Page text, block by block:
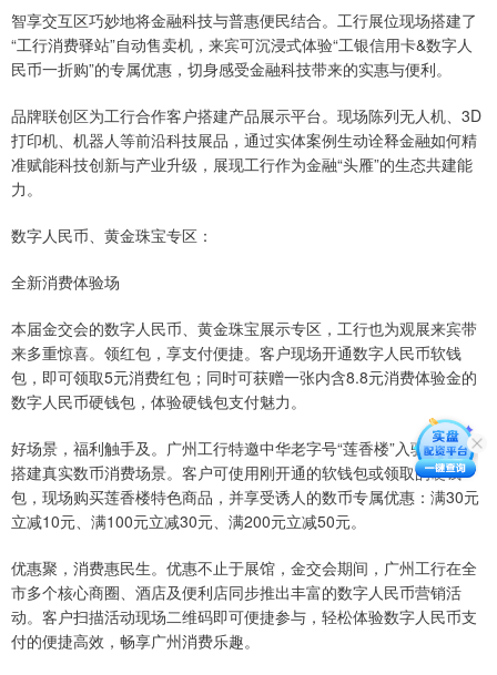
智享交互区巧妙地将金融科技与普惠便民结合。工行展位现场搭建了
“工行消费驿站”自动售卖机，来宾可沉浸式体验“工银信用卡&数字人
民币一折购”的专属优惠，切身感受金融科技带来的实惠与便利。
品牌联创区为工行合作客户搭建产品展示平台。现场陈列无人机、3D
打印机、机器人等前沿科技展品，通过实体案例生动诠释金融如何精
准赋能科技创新与产业升级，展现工行作为金融“头雁”的生态共建能
力。
数字人民币、黄金珠宝专区：
全新消费体验场
本届金交会的数字人民币、黄金珠宝展示专区，工行也为观展来宾带
来多重惊喜。领红包，享支付便捷。客户现场开通数字人民币软钱
包，即可领取5元消费红包；同时可获赠一张内含8.8元消费体验金的
数字人民币硬钱包，体验硬钱包支付魅力。
好场景，福利触手及。广州工行特邀中华老字号“莲香楼”入驻展区，
搭建真实数币消费场景。客户可使用刚开通的软钱包或领取的硬钱
包，现场购买莲香楼特色商品，并享受诱人的数币专属优惠：满30元
立减10元、满100元立减30元、满200元立减50元。
优惠聚，消费惠民生。优惠不止于展馆，金交会期间，广州工行在全
市多个核心商圈、酒店及便利店同步推出丰富的数字人民币营销活
动。客户扫描活动现场二维码即可便捷参与，轻松体验数字人民币支
付的便捷高效，畅享广州消费乐趣。